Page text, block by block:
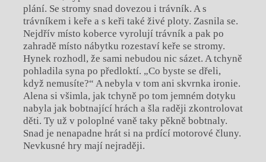
plání. Se stromy snad dovezou i trávník. A s
trávníkem i keře a s keři také živé ploty. Zasnila se.
Nejdřív místo koberce vyrolují trávník a pak po
zahradě místo nábytku rozestaví keře se stromy.
Hynek rozhodl, že sami nebudou nic sázet. A tchyně
pohladila syna po předloktí. „Co byste se dřeli,
když nemusíte?“ A nebyla v tom ani skvrnka ironie.
Alena si všimla, jak tchyně po tom jemném dotyku
nabyla jak bobtnající hrách a šla raději zkontrolovat
děti. Ty už v poloplné vaně taky pěkně bobtnaly.
Snad je nenapadne hrát si na prdící motorové čluny.
Nevkusné hry mají nejraději.